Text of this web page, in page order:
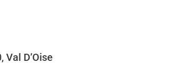
D’Oise